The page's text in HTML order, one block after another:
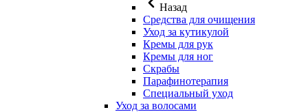
Назад
Средства для очищения
Уход за кутикулой
Кремы для рук
Кремы для ног
Скрабы
Парафинотерапия
Специальный уход
Уход за волосами